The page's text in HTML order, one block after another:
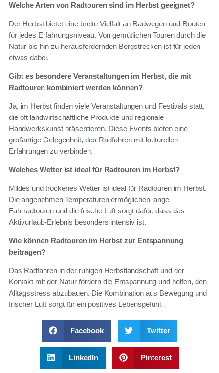
Welche Arten von Radtouren sind im Herbst geeignet?
Der Herbst bietet eine breite Vielfalt an Radwegen und Routen
für jedes Erfahrungsniveau. Von gemütlichen Touren durch die
Natur bis hin zu herausfordernden Bergstrecken ist für jeden
etwas dabei.
Gibt es besondere Veranstaltungen im Herbst, die mit
Radtouren kombiniert werden können?
Ja, im Herbst finden viele Veranstaltungen und Festivals statt,
die oft landwirtschaftliche Produkte und regionale
Handwerkskunst präsentieren. Diese Events bieten eine
großartige Gelegenheit, das Radfahren mit kulturellen
Erfahrungen zu verbinden.
Welches Wetter ist ideal für Radtouren im Herbst?
Mildes und trockenes Wetter ist ideal für Radtouren im Herbst.
Die angenehmen Temperaturen ermöglichen lange
Fahrradtouren und die frische Luft sorgt dafür, dass das
Aktivurlaub-Erlebnis besonders intensiv ist.
Wie können Radtouren im Herbst zur Entspannung
beitragen?
Das Radfahren in der ruhigen Herbstlandschaft und der
Kontakt mit der Natur fördern die Entspannung und helfen, den
Alltagsstress abzubauen. Die Kombination aus Bewegung und
frischer Luft sorgt für ein positives Lebensgefühl.
Facebook Twitter
LinkedIn Pinterest